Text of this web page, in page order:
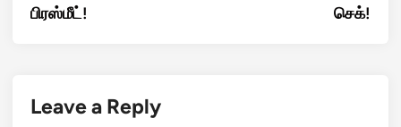
பிரஸ்மீட்!
செக்!
Leave a Reply